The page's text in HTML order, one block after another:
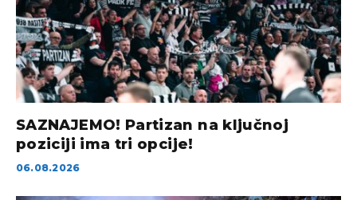
SAZNAJEMO! Partizan na ključnoj
poziciji ima tri opcije!
06.08.2026